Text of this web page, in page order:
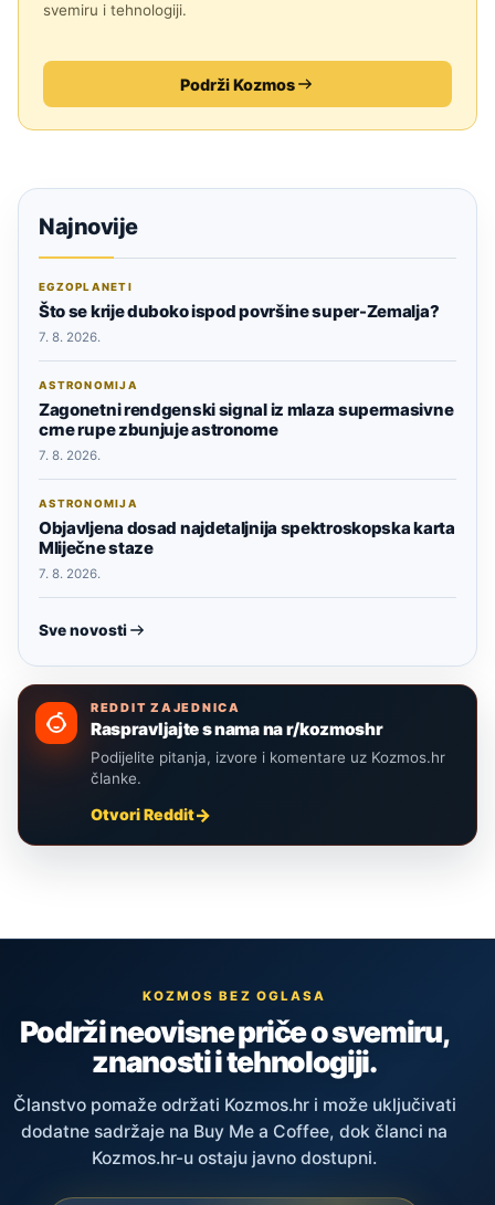
svemiru i tehnologiji.
Podrži Kozmos
Najnovije
EGZOPLANETI
Što se krije duboko ispod površine super-Zemalja?
7. 8. 2026.
ASTRONOMIJA
Zagonetni rendgenski signal iz mlaza supermasivne
crne rupe zbunjuje astronome
7. 8. 2026.
ASTRONOMIJA
Objavljena dosad najdetaljnija spektroskopska karta
Mliječne staze
7. 8. 2026.
Sve novosti
REDDIT ZAJEDNICA
Raspravljajte s nama na r/kozmoshr
Podijelite pitanja, izvore i komentare uz Kozmos.hr
članke.
Otvori Reddit
KOZMOS BEZ OGLASA
Podrži neovisne priče o svemiru,
znanosti i tehnologiji.
Članstvo pomaže održati Kozmos.hr i može uključivati
dodatne sadržaje na Buy Me a Coffee, dok članci na
Kozmos.hr-u ostaju javno dostupni.